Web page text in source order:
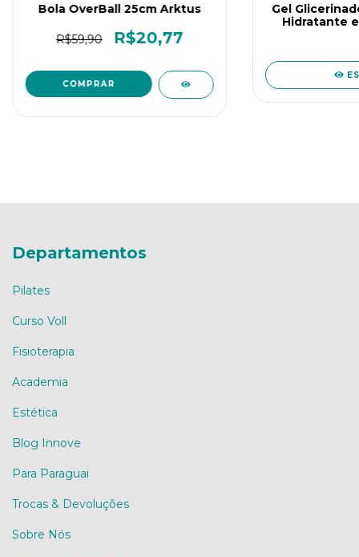
Bola OverBall 25cm Arktus
R$59,90 R$20,77
Gel
Hidratante
Departamentos
Pilates
Curso Voll
Fisioterapia
Academia
Estética
Blog Innove
Para Paraguai
Trocas & Devoluções
Sobre Nós